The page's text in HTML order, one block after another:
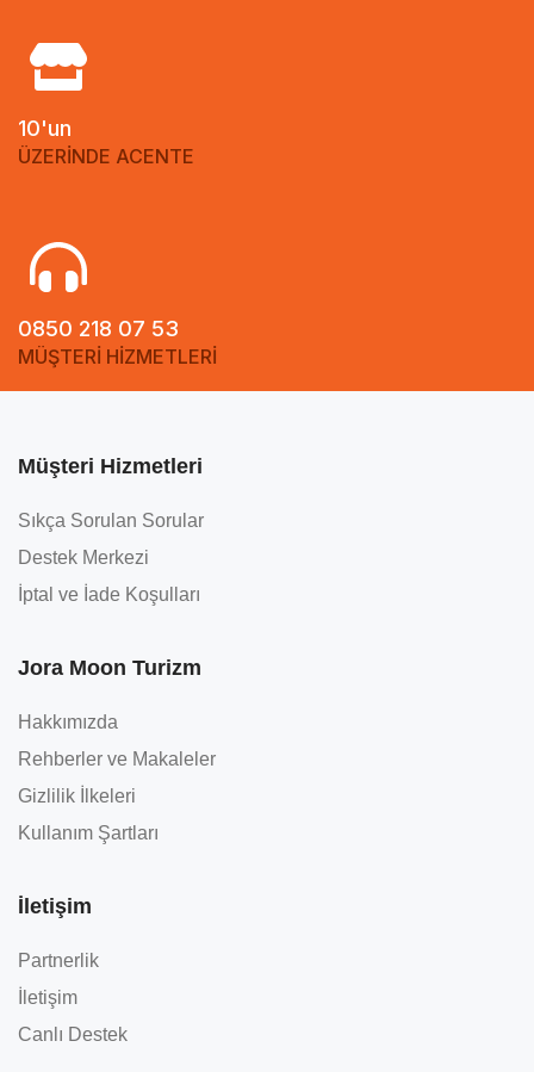
10'un
ÜZERİNDE ACENTE
0850 218 07 53
MÜŞTERİ HİZMETLERİ
Müşteri Hizmetleri
Sıkça Sorulan Sorular
Destek Merkezi
İptal ve İade Koşulları
Jora Moon Turizm
Hakkımızda
Rehberler ve Makaleler
Gizlilik İlkeleri
Kullanım Şartları
İletişim
Partnerlik
İletişim
Canlı Destek